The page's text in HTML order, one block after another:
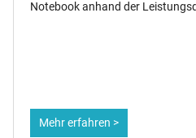
Notebook anhand der
Mehr erfahren >